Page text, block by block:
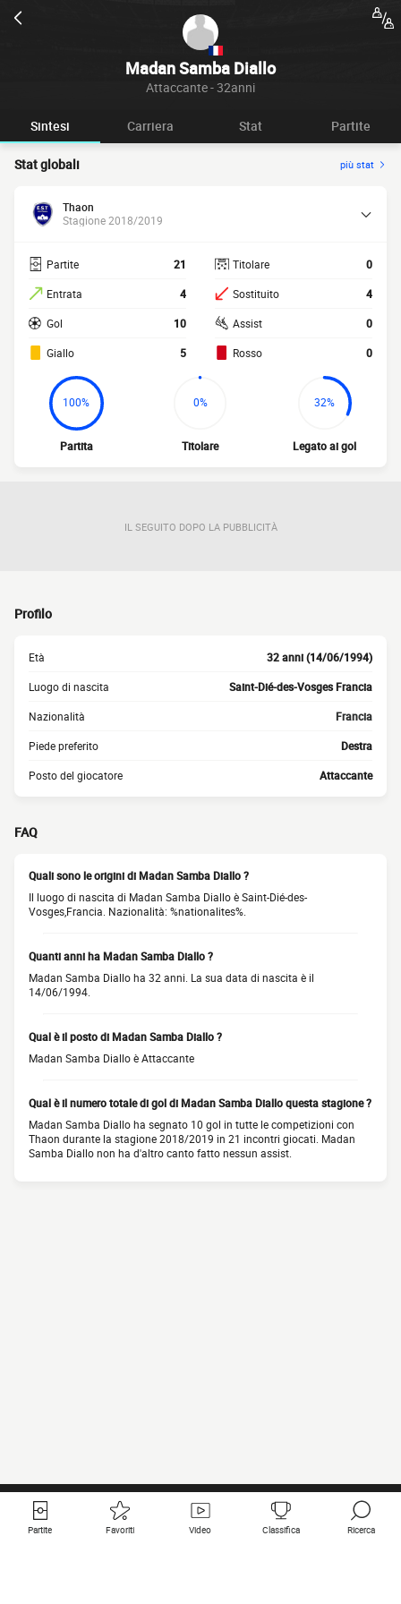
Madan Samba Diallo
Attaccante - 32anni
Sintesi Carriera Stat Partite
Stat globali più stat
Thaon
Stagione 2018/2019
Partite 21
Entrata 4
Gol 10
Giallo 5
Titolare 0
Sostituito 4
Assist 0
Rosso 0
100%
Partita
0%
Titolare
32%
Legato ai gol
IL SEGUITO DOPO LA PUBBLICITÀ
Profilo
Età 32 anni (14/06/1994)
Luogo di nascita Saint-Dié-des-Vosges Francia
Nazionalità Francia
Piede preferito Destra
Posto del giocatore Attaccante
FAQ
Quali sono le origini di Madan Samba Diallo ?
Il luogo di nascita di Madan Samba Diallo è Saint-Dié-des-
Vosges,Francia. Nazionalità: %nationalites%.
Quanti anni ha Madan Samba Diallo ?
Madan Samba Diallo ha 32 anni. La sua data di nascita è il
14/06/1994.
Qual è il posto di Madan Samba Diallo ?
Madan Samba Diallo è Attaccante
Qual è il numero totale di gol di Madan Samba Diallo questa stagione ?
Madan Samba Diallo ha segnato 10 gol in tutte le competizioni con
Thaon durante la stagione 2018/2019 in 21 incontri giocati. Madan
Samba Diallo non ha d'altro canto fatto nessun assist.
Partite Favoriti Video Classifica Ricerca